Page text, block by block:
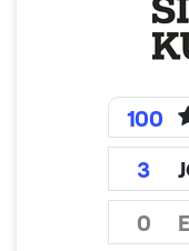
100
3
0